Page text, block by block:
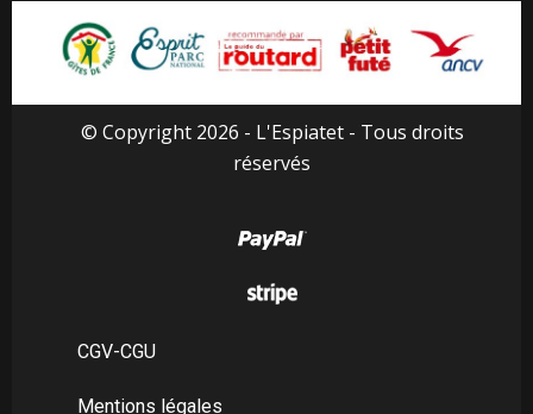
© Copyright 2026 - L'Espiatet - Tous droits
réservés
CGV-CGU
Mentions légales